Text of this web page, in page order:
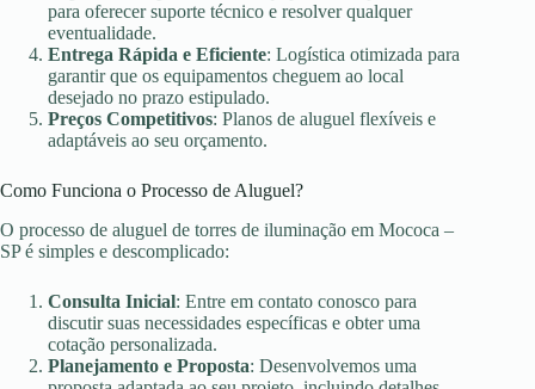
para oferecer suporte técnico e resolver qualquer
eventualidade.
Entrega Rápida e Eficiente: Logística otimizada para
garantir que os equipamentos cheguem ao local
desejado no prazo estipulado.
Preços Competitivos: Planos de aluguel flexíveis e
adaptáveis ao seu orçamento.
Como Funciona o Processo de Aluguel?
O processo de aluguel de torres de iluminação em Mococa –
SP é simples e descomplicado:
Consulta Inicial: Entre em contato conosco para
discutir suas necessidades específicas e obter uma
cotação personalizada.
Planejamento e Proposta: Desenvolvemos uma